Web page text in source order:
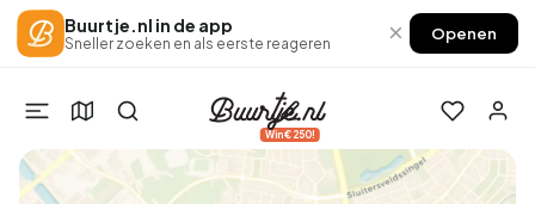
Buurtje.nl in de app
Sneller zoeken en als eerste reageren × Openen
Win €250!